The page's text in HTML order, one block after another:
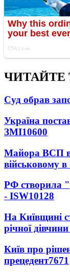
ЧИТАЙТЕ
Суд обрав
Україна
ЗМІ10600
Майора ВСП
військовому
РФ створила
- ISW10128
На Київщині
річної дівчини
Київ про
прецедент7671